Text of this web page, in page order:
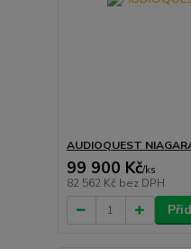
AUDIOQUEST
99 900 Kč/ks
82 562 Kč bez DPH